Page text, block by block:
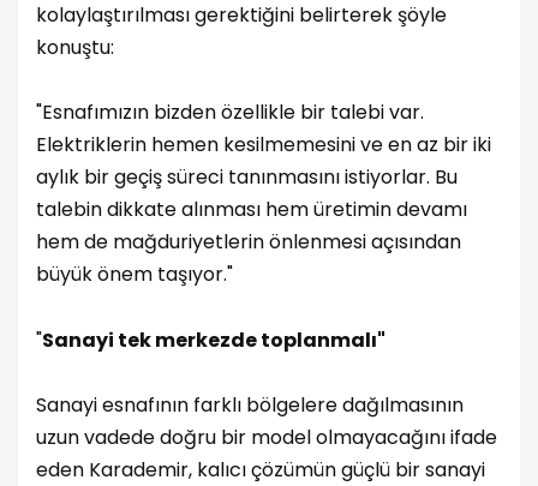
kolaylaştırılması gerektiğini belirterek şöyle
konuştu:
"Esnafımızın bizden özellikle bir talebi var.
Elektriklerin hemen kesilmemesini ve en az bir iki
aylık bir geçiş süreci tanınmasını istiyorlar. Bu
talebin dikkate alınması hem üretimin devamı
hem de mağduriyetlerin önlenmesi açısından
büyük önem taşıyor."
"Sanayi tek merkezde toplanmalı"
Sanayi esnafının farklı bölgelere dağılmasının
uzun vadede doğru bir model olmayacağını ifade
eden Karademir, kalıcı çözümün güçlü bir sanayi